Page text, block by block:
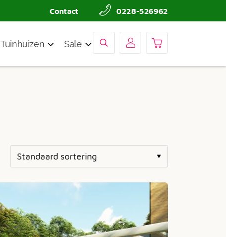
Contact 0228-526962
Tuinhuizen Sale